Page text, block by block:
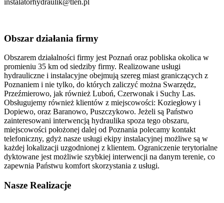
Obszar działania firmy
Obszarem działalności firmy jest Poznań oraz pobliska okolica w
promieniu 35 km od siedziby firmy. Realizowane usługi
hydrauliczne i instalacyjne obejmują szereg miast graniczących z
Poznaniem i nie tylko, do których zaliczyć można Swarzędz,
Przeźmierowo, jak również Luboń, Czerwonak i Suchy Las.
Obsługujemy również klientów z miejscowości: Koziegłowy i
Dopiewo, oraz Baranowo, Puszczykowo. Jeżeli są Państwo
zainteresowani interwencją hydraulika spoza tego obszaru,
miejscowości położonej dalej od Poznania polecamy kontakt
telefoniczny, gdyż nasze usługi ekipy instalacyjnej możliwe są w
każdej lokalizacji uzgodnionej z klientem. Ograniczenie terytorialne
dyktowane jest możliwie szybkiej interwencji na danym terenie, co
zapewnia Państwu komfort skorzystania z usługi.
Nasze Realizacje